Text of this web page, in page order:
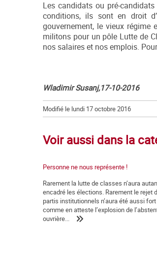
Les candidats ou pré-
conditions, ils sont en droit
gouvernement, le vieux régime
militons pour un pôle Lutte de
nos salaires et nos emplois.
Wladimir Susanj,17-10-2016
Modifié le lundi 17 octobre 2016
Voir aussi dans la
Personne ne nous représente !
Rarement la lutte de classes n’aura
encadré les élections. Rarement le rejet
partis institutionnels n’aura été aussi fort
comme en atteste l’explosion de
ouvrière...